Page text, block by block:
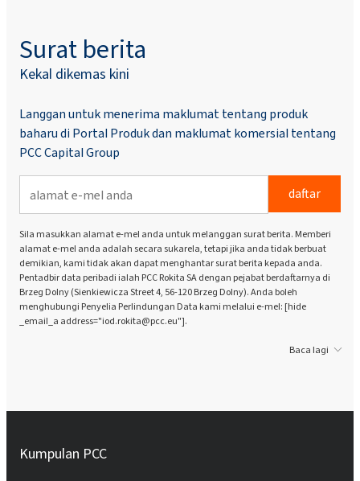
Surat berita
Kekal dikemas kini
Langgan untuk menerima maklumat tentang produk
baharu di Portal Produk dan maklumat komersial tentang
PCC Capital Group
daftar
Sila masukkan alamat e-mel anda untuk melanggan surat berita. Memberi
alamat e-mel anda adalah secara sukarela, tetapi jika anda tidak berbuat
demikian, kami tidak akan dapat menghantar surat berita kepada anda.
Pentadbir data peribadi ialah PCC Rokita SA dengan pejabat berdaftarnya di
Brzeg Dolny (Sienkiewicza Street 4, 56-120 Brzeg Dolny). Anda boleh
menghubungi Penyelia Perlindungan Data kami melalui e-mel: [hide
_email_a address="iod.rokita@pcc.eu"].
Baca lagi
Kumpulan PCC